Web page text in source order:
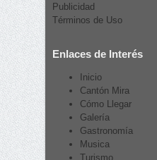
Publicidad
Términos de Uso
Enlaces de Interés
Inicio
Cantón Mira
Cómo Llegar
Galería
Gastronomía
Musica
Turismo